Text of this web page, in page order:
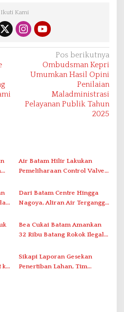
Ikuti Kami
Pos berikutnya
Ombudsman Kepri
Umumkan Hasil Opini
Penilaian
Maladministrasi
Pelayanan Publik Tahun
2025
Air Batam Hilir Lakukan
Pemeliharaan Control Valve,
Dari Batam Centre Hingga
Nagoya, Aliran Air Terganggu
Duriangkang
Bea Cukai Batam Amankan
32 Ribu Batang Rokok Ilegal
ke
Sikapi Laporan Gesekan
Penertiban Lahan, Tim